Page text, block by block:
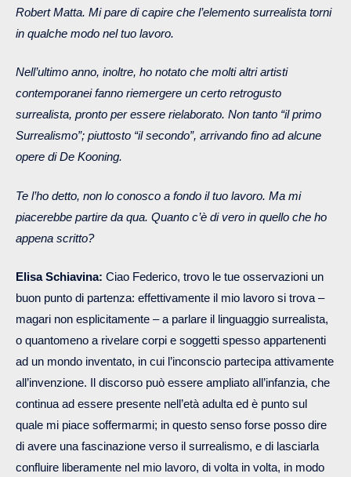
Robert Matta. Mi pare di capire che l’elemento surrealista torni
in qualche modo nel tuo lavoro.
Nell’ultimo anno, inoltre, ho notato che molti altri artisti
contemporanei fanno riemergere un certo retrogusto
surrealista, pronto per essere rielaborato. Non tanto “il primo
Surrealismo”; piuttosto “il secondo”, arrivando fino ad alcune
opere di De Kooning.
Te l’ho detto, non lo conosco a fondo il tuo lavoro. Ma mi
piacerebbe partire da qua. Quanto c’è di vero in quello che ho
appena scritto?
Elisa Schiavina: Ciao Federico, trovo le tue osservazioni un
buon punto di partenza: effettivamente il mio lavoro si trova –
magari non esplicitamente – a parlare il linguaggio surrealista,
o quantomeno a rivelare corpi e soggetti spesso appartenenti
ad un mondo inventato, in cui l’inconscio partecipa attivamente
all’invenzione. Il discorso può essere ampliato all’infanzia, che
continua ad essere presente nell’età adulta ed è punto sul
quale mi piace soffermarmi; in questo senso forse posso dire
di avere una fascinazione verso il surrealismo, e di lasciarla
confluire liberamente nel mio lavoro, di volta in volta, in modo